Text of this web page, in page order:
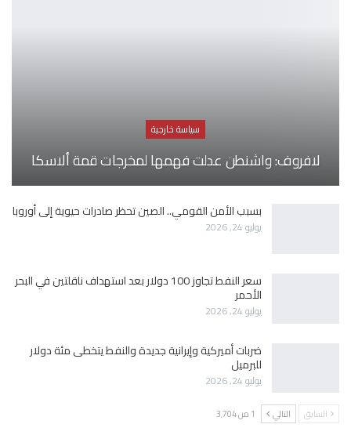
سياسة خارجية
لافروف: واشنطن عدلت فهمها لمخرجات قمة ألاسكا
بسبب الأمن القومي.. الصين تحظر صادرات حيوية إلى أوروبا
يوليو 24, 2026
سعر النفط تجاوز 100 دولار بعد استهداف ناقلتين في البحر
الأحمر
يوليو 24, 2026
ضربات أميركية وإيرانية جديدة والنفط يتخطى مئة دولار
للبرميل
يوليو 24, 2026
السابق التالي 1 من 3٬704